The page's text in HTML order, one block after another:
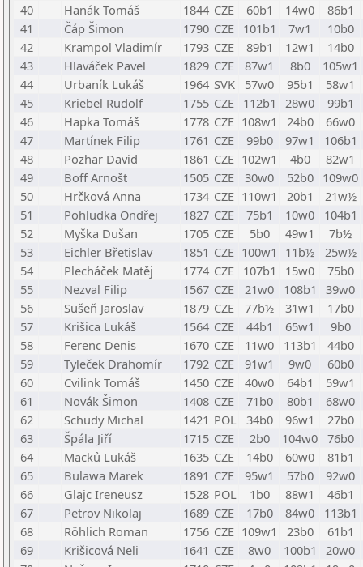
40
Hanák Tomáš 1844 CZE 60b1 14w0
86b1
41
Čáp Šimon 1790 CZE 101b1 7w1
10b0
42
Krampol Vladimír 1793 CZE 89b1 12w1
14b0
43
Hlaváček Pavel 1829 CZE 87w1 8b0
105w1
44
Urbaník Lukáš 1964 SVK 57w0 95b1
58w1
45
Kriebel Rudolf 1755 CZE 112b1 28w0
99b1
46
Hapka Tomáš 1778 CZE 108w1 24b0
66w0
47
Martínek Filip 1761 CZE 99b0 97w1
106b1
48
Pozhar David 1861 CZE 102w1 4b0
82w1
49
Boff Arnošt 1505 CZE 30w0 52b0
109w0
50
Hrčková Anna 1734 CZE 110w1 20b1
21w½
51
Pohludka Ondřej 1827 CZE 75b1 10w0
104b1
52
Myška Dušan 1705 CZE 5b0 49w1
7b½
53
Eichler Břetislav 1851 CZE 100w1 11b½
25w½
54
Plecháček Matěj 1774 CZE 107b1 15w0
75b0
55
Nezval Filip 1567 CZE 21w0 108b1
39w0
56
Sušeň Jaroslav 1879 CZE 77b½ 31w1
17b0
57
Krišica Lukáš 1564 CZE 44b1 65w1
9b0
58
Ferenc Denis 1670 CZE 11w0 113b1
44b0
59
Tyleček Drahomír 1792 CZE 91w1 9w0
60b0
60
Cvilink Tomáš 1450 CZE 40w0 64b1
59w1
61
Novák Šimon 1408 CZE 71b0 80b1
68w0
62
Schudy Michal 1421 POL 34b0 96w1
27b0
63
Špála Jiří 1715 CZE 2b0 104w0 76b0
64
Macků Lukáš 1635 CZE 14b0 60w0
81b1
65
Bulawa Marek 1891 CZE 95w1 57b0
92w0
66
Glajc Ireneusz 1528 POL 1b0 88w1
46b1
67
Petrov Nikolaj 1689 CZE 17b0 84w0
113b1
68
Röhlich Roman 1756 CZE 109w1 23b0
61b1
69
Krišicová Neli 1641 CZE 8w0 100b1
20w0